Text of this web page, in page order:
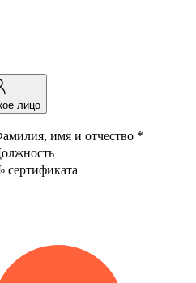
лицо
имя и отчество *
сертификата